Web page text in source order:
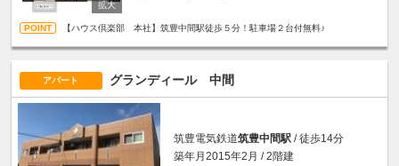
【ハウス倶楽部 本社】筑豊中間駅徒歩５分！駐車場２台付無料♪
アパート グランディール 中間
筑豊電気鉄道筑豊中間駅 / 徒歩14分
築年月2015年2月 / 2階建